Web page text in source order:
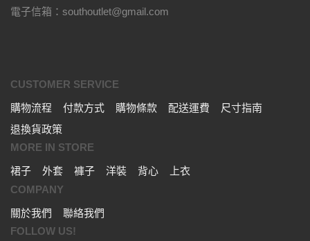
電子信箱：southoutlet@gmail.com
CUSTOMER SERVICE
購物流程
付款方式 購物條款 配送運費
尺寸指南
退換貨政策
MORE IN STORE
裙子
外套 褲子 洋裝 背心
上衣
COMPANY
關於我們
聯絡我們
FOLLOW US!